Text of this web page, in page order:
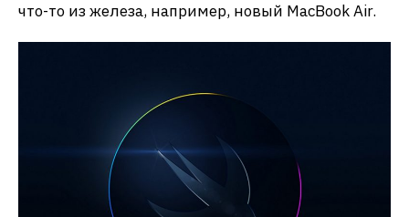
что-то из железа, например, новый MacBook Air.